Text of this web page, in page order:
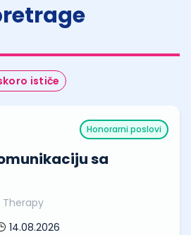
ističe
Honorarni poslovi
sa
14.08.2026